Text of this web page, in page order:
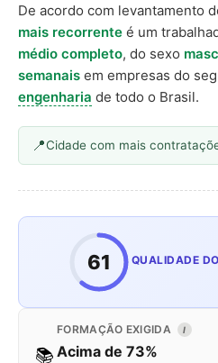
De acordo com levantamento
mais recorrente é um
médio completo, do sexo
semanais em empresas do
engenharia de todo o Brasil.
Cidade com mais
61 QUALIDADE
📚
FORMAÇÃO EXIGIDA I
Acima de 73%